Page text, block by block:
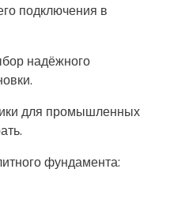
подключения в
надёжного
для промышленных
фундамента: